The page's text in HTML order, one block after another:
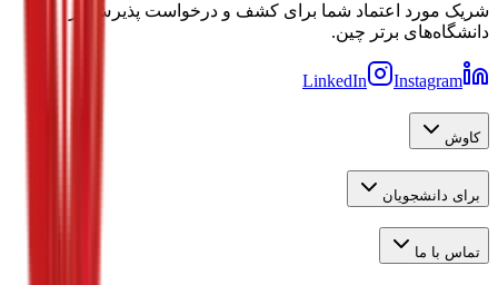
شریک مورد اعتماد شما برای کشف و درخواست پذیرش در
دانشگاه‌های برتر چین.
LinkedIn Instagram
کاوش
برای دانشجویان
تماس با ما